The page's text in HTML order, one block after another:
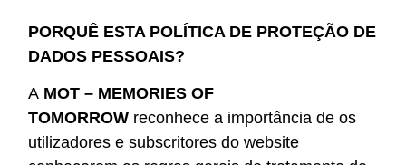
PORQUÊ ESTA POLÍTICA DE PROTEÇÃO DE
DADOS PESSOAIS?
A MOT – MEMORIES OF
TOMORROW reconhece a importância de os
utilizadores e subscritores do website